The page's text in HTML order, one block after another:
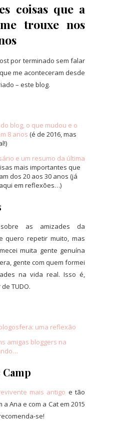
coisas que a
trouxe nos
por terminado sem falar
me aconteceram desde
– este blog.
blog, o que mudou e o
8 anos (é de 2016, mas
e um resumo da última
mais importantes que
dos 20 aos 30 anos (já
em reflexões…)
as amizades da
quero repetir muito, mas
muita gente genuína
gente com quem formei
na vida real. Isso é,
TUDO.
uma reflexão
amigas bloggers na
mais antigo e tão
Ana e com a Cat em 2015
se!